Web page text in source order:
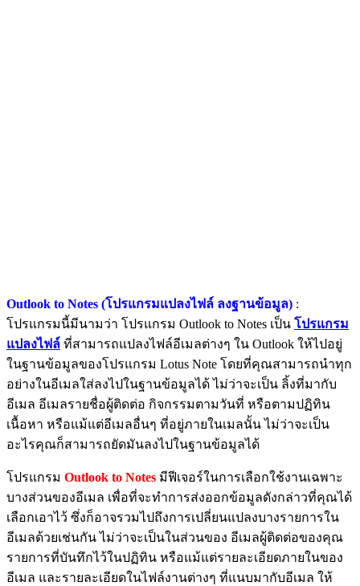
Outlook to Notes (โปรแกรมแปลงไฟล์ ลงฐานข้อมูล) :
โปรแกรมนี้มีนามว่า โปรแกรม Outlook to Notes เป็น โปรแกรม
แปลงไฟล์ ที่สามารถแปลงไฟล์อีเมลต่างๆ ใน Outlook ให้ไปอยู่
ในฐานข้อมูลของโปรแกรม Lotus Note โดยที่คุณสามารถนำทุก
อย่างในอีเมลใส่ลงไปในฐานข้อมูลได้ ไม่ว่าจะเป็น ลิ้งที่มากับ
อีเมล อีเมลรายชื่อผู้ติดต่อ กิจกรรมตามวันที่ หรือตามปฏิทิน
เนื้อหา หรือแม้แต่อีเมลอื่นๆ ที่อยู่ภายในเมลนั้น ไม่ว่าจะเป็น
อะไรคุณก็สามารถยัดมันลงไปในฐานข้อมูลได้
โปรแกรม Outlook to Notes มีฟีเจอร์ในการเลือกใช้งานเฉพาะ
บางส่วนของอีเมล เพื่อที่จะทำการส่งออกข้อมูลดังกล่าวที่คุณได้
เลือกเอาไว้ ซึ่งก็อาจรวมไปถึงการเปลี่ยนแปลงบางรายการใน
อีเมลด้วยเช่นกัน ไม่ว่าจะเป็นในส่วนของ อีเมลผู้ติดต่อของคุณ
รายการที่บันทึกไว้ในปฏิทิน หรือแม้แต่รายละเอียดภายในของ
อีเมล และรายละเอียดในไฟล์งานต่างๆ ที่แนบมากับอีเมล ให้